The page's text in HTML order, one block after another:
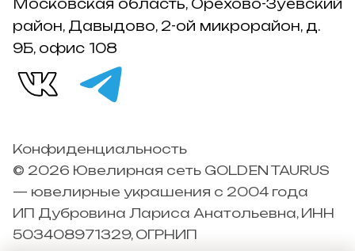
Московская область, Орехово-Зуевский
район, Давыдово, 2-ой микрорайон, д.
9Б, офис 108
Конфиденциальность
© 2026 Ювелирная сеть GOLDEN TAURUS
— ювелирные украшения с 2004 года
ИП Дубровина Лариса Анатольевна, ИНН
503408971329, ОГРНИП